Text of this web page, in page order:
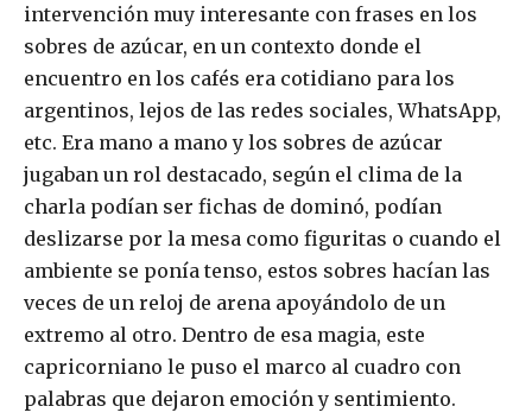
intervención muy interesante con frases en los
sobres de azúcar, en un contexto donde el
encuentro en los cafés era cotidiano para los
argentinos, lejos de las redes sociales, WhatsApp,
etc. Era mano a mano y los sobres de azúcar
jugaban un rol destacado, según el clima de la
charla podían ser fichas de dominó, podían
deslizarse por la mesa como figuritas o cuando el
ambiente se ponía tenso, estos sobres hacían las
veces de un reloj de arena apoyándolo de un
extremo al otro. Dentro de esa magia, este
capricorniano le puso el marco al cuadro con
palabras que dejaron emoción y sentimiento.